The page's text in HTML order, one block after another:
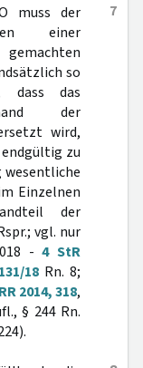
7
muss der
einer
so
dass das
der
wird,
zu
wesentliche
Einzelnen
der
vgl. nur
-4 StR
18Rn. 8;
2014, 318,
§ 244 Rn.